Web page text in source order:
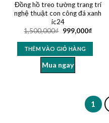
Đồng hồ treo tường trang trí
nghệ thuật con công đá xanh
ic24
1,500,000₫ 999,000₫
THÊM VÀO GIỎ HÀNG
Mua ngay
1